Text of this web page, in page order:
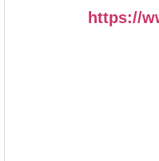
https://